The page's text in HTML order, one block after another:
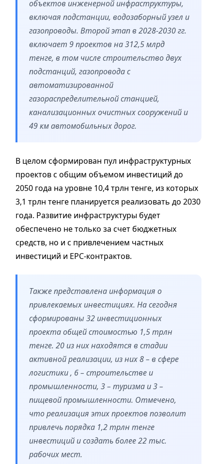
объектов инженерной инфраструктуры,
включая подстанции, водозаборный узел и
газопроводы. Второй этап в 2028-2030 гг.
включает 9 проектов на 312,5 млрд
тенге, в том числе строительство двух
подстанций, газопровода с
автоматизированной
газораспределительной станцией,
канализационных очистных сооружений и
49 км автомобильных дорог.
В целом сформирован пул инфраструктурных
проектов с общим объемом инвестиций до
2050 года на уровне 10,4 трлн тенге, из которых
3,1 трлн тенге планируется реализовать до 2030
года. Развитие инфраструктуры будет
обеспечено не только за счет бюджетных
средств, но и с привлечением частных
инвестиций и EPC-контрактов.
Также представлена информация о
привлекаемых инвестициях. На сегодня
сформированы 32 инвестиционных
проекта общей стоимостью 1,5 трлн
тенге. 20 из них находятся в стадии
активной реализации, из них 8 – в сфере
логистики , 6 – строительстве и
промышленности, 3 – туризма и 3 –
пищевой промышленности. Отмечено,
что реализация этих проектов позволит
привлечь порядка 1,2 трлн тенге
инвестиций и создать более 22 тыс.
рабочих мест.